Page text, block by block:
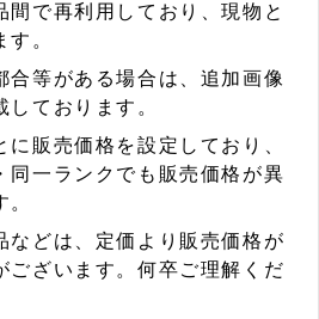
間で再利用しており、現物と
。
合等がある場合は、追加画像
しております。
に販売価格を設定しており、
同一ランクでも販売価格が異
などは、定価より販売価格が
ございます。何卒ご理解くだ